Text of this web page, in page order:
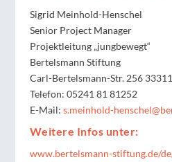
Sigrid Meinhold-Henschel
Senior Project Manager
Projektleitung „jungbewegt“
Bertelsmann Stiftung
Carl-Bertelsmann-Str. 256
Telefon: 05241 81 81252
E-Mail: s.meinhold-
Weitere Infos unter:
www.bertelsmann-stiftung.de/